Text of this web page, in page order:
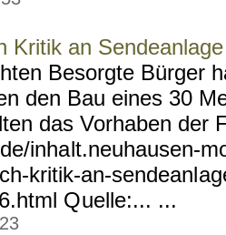
Kritik an
Besorgte Bürger
den Bau eines 30
das Vorhaben der
inhalt.neuhausen-
kritik-an-sendeanl
Quelle:... ...